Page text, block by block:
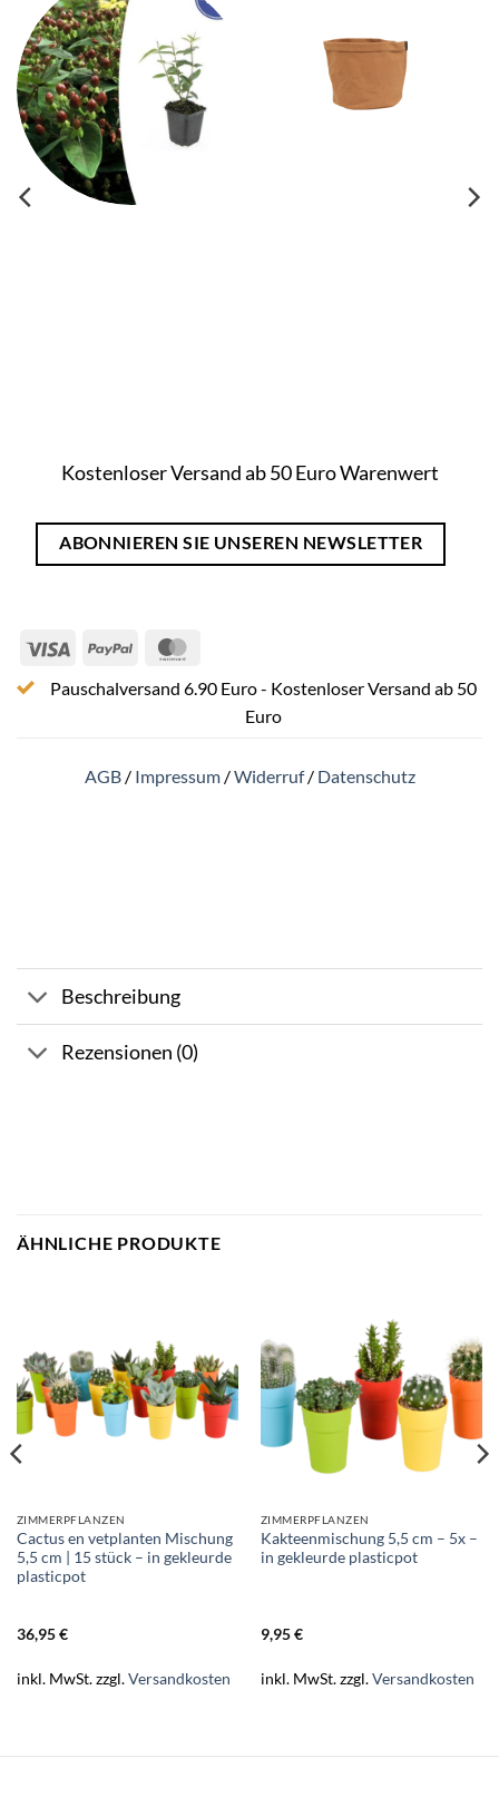
Kostenloser Versand ab 50 Euro Warenwert
ABONNIEREN SIE UNSEREN NEWSLETTER
Visa PayPal
Pauschalversand 6.90 Euro - Kostenloser Versand ab 50
Euro
AGB/ Impressum/Widerruf/ Datenschutz
Beschreibung
Rezensionen (0)
ÄHNLICHE PRODUKTE
ZIMMERPFLANZEN
Cactus en vetplanten Mischung
5,5 cm | 15 stück – in gekleurde
plasticpot
36,95€
inkl. MwSt.zzgl.Versandkosten
ZIMMERPFLANZEN
Kakteenmischung 5,5 cm – 5x –
in gekleurde plasticpot
9,95€
inkl. MwSt.zzgl.Versandkosten